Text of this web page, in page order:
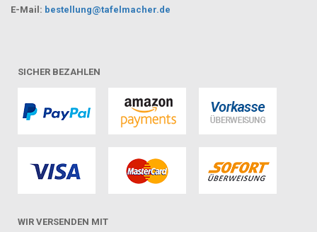
E-Mail: bestellung@tafelmacher.de
SICHER BEZAHLEN
WIR VERSENDEN MIT